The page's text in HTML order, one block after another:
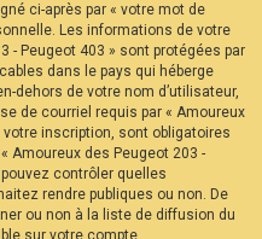
ci-après par « votre mot de
Les informations de votre
- Peugeot 403 » sont protégées par
dans le pays qui héberge
dehors de votre nom d’utilisateur,
de courriel requis par « Amoureux
votre inscription, sont obligatoires
Amoureux des Peugeot 203 -
contrôler quelles
rendre publiques ou non. De
ou non à la liste de diffusion du